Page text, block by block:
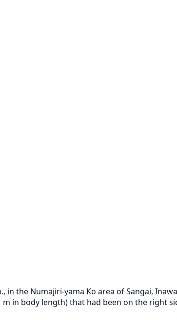
in the Numajiri-yama Ko area of Sangai,
in body length) that had been on the right